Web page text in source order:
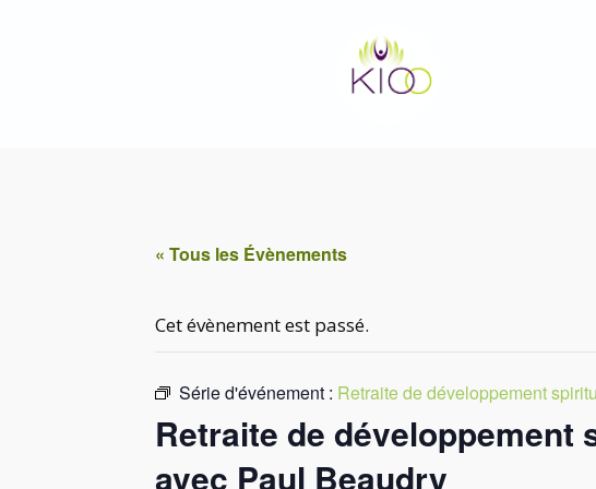
« Tous les Évènements
Cet évènement est passé.
Série d'événement : Retraite de développement
Retraite de développement
avec Paul Beaudry